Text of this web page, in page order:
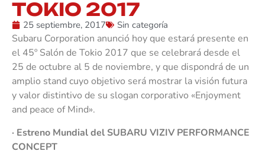
TOKIO 2017
25 septiembre, 2017 Sin categoría
Subaru Corporation anunció hoy que estará presente en
el 45º Salón de Tokio 2017 que se celebrará desde el
25 de octubre al 5 de noviembre, y que dispondrá de un
amplio stand cuyo objetivo será mostrar la visión futura
y valor distintivo de su slogan corporativo «Enjoyment
and peace of Mind».
· Estreno Mundial del SUBARU VIZIV PERFORMANCE
CONCEPT